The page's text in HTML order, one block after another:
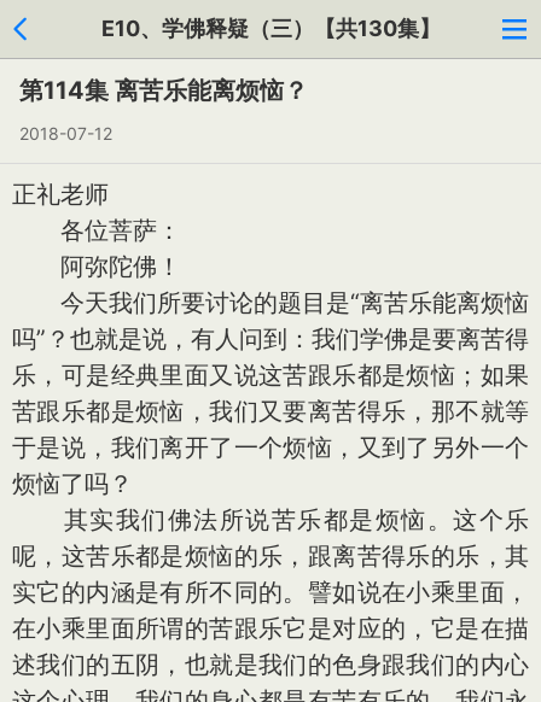
E10、学佛释疑（三）【共130集】
第114集 离苦乐能离烦恼？
2018-07-12
正礼老师
各位菩萨：
阿弥陀佛！
今天我们所要讨论的题目是“离苦乐能离烦恼
吗”？也就是说，有人问到：我们学佛是要离苦得
乐，可是经典里面又说这苦跟乐都是烦恼；如果
苦跟乐都是烦恼，我们又要离苦得乐，那不就等
于是说，我们离开了一个烦恼，又到了另外一个
烦恼了吗？
其实我们佛法所说苦乐都是烦恼。这个乐
呢，这苦乐都是烦恼的乐，跟离苦得乐的乐，其
实它的内涵是有所不同的。譬如说在小乘里面，
在小乘里面所谓的苦跟乐它是对应的，它是在描
述我们的五阴，也就是我们的色身跟我们的内心